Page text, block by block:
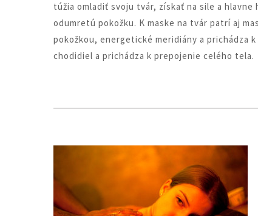
túžia omladiť svoju tvár, získať na sile a
odumretú pokožku. K maske na tvár patrí aj
pokožkou, energetické meridiány a prichádza
chodidiel a prichádza k prepojenie celého tela.